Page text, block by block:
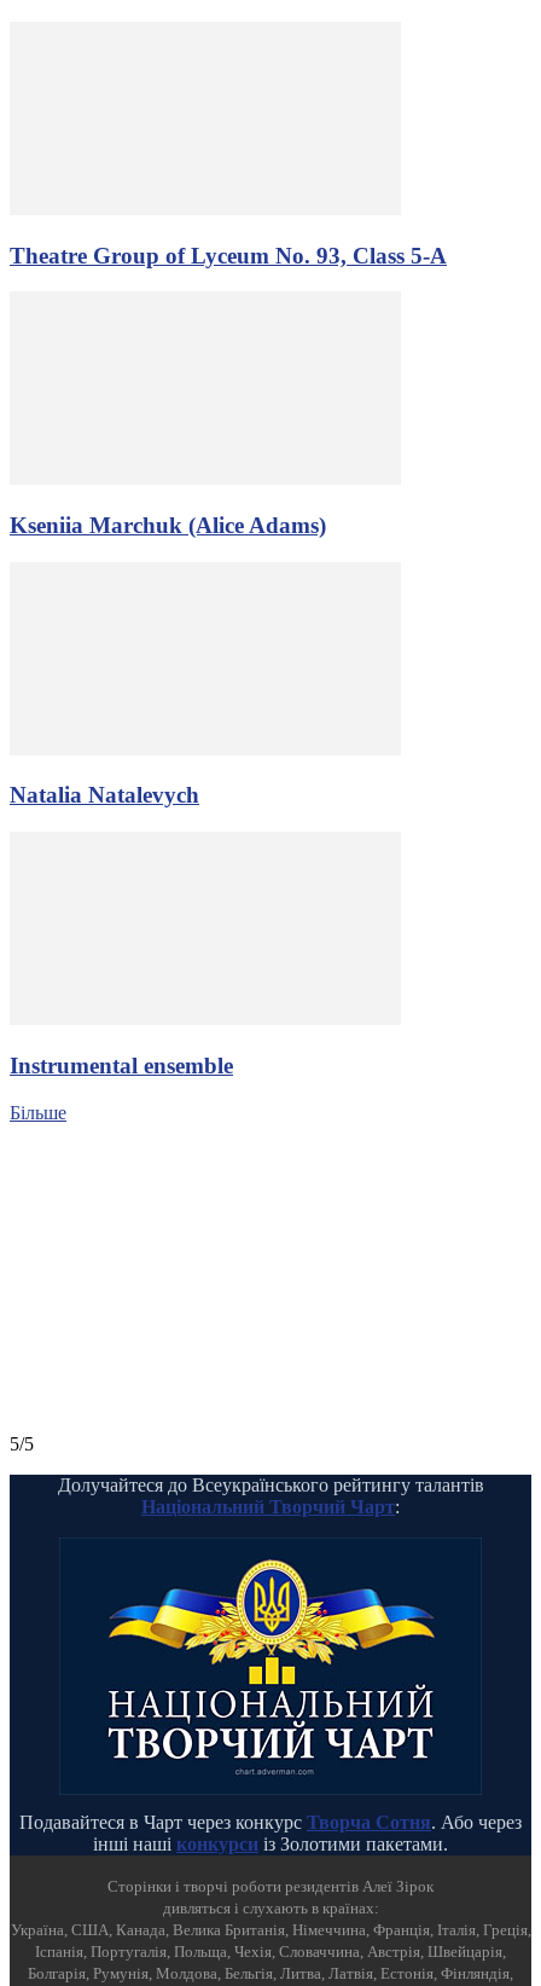
Theatre Group of Lyceum No. 93, Class 5-A
Kseniia Marchuk (Alice Adams)
Natalia Natalevych
Іnstrumental ensemble
Більше
5/5
Долучайтеся до Всеукраїнського рейтингу талантів
Національний Творчий Чарт:
Подавайтеся в Чарт через конкурс Творча Сотня. Або через
інші наші конкурси із Золотими пакетами.
Cторінки і творчі роботи резидентів Алеї Зірок
дивляться і слухають в країнах:
Україна, США, Канада, Велика Британія, Німеччина, Франція, Італія, Греція,
Іспанія, Португалія, Польща, Чехія, Словаччина, Австрія, Швейцарія,
Болгарія, Румунія, Молдова, Бельгія, Литва, Латвія, Естонія, Фінляндія,